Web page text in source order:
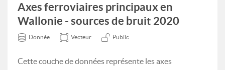
Axes ferroviaires principaux en
Wallonie - sources de bruit 2020
Donnée Vecteur Public
Cette couche de données représente les axes